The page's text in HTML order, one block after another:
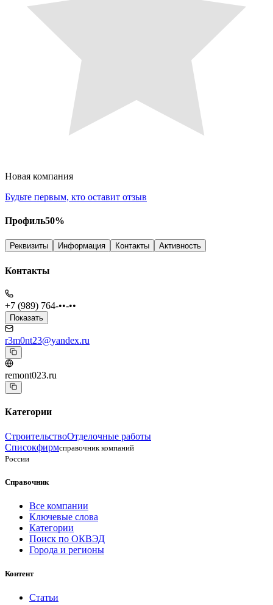
Новая компания
Будьте первым, кто оставит отзыв
Профиль50%
Реквизиты Информация Контакты Активность
Контакты
+7 (989) 764-••-••
Показать
r3m0nt23@yandex.ru
remont023.ru
Категории
СтроительствоОтделочные работы
Списокфирмсправочник компаний
России
Справочник
Все компании
Ключевые слова
Категории
Поиск по ОКВЭД
Города и регионы
Контент
Статьи